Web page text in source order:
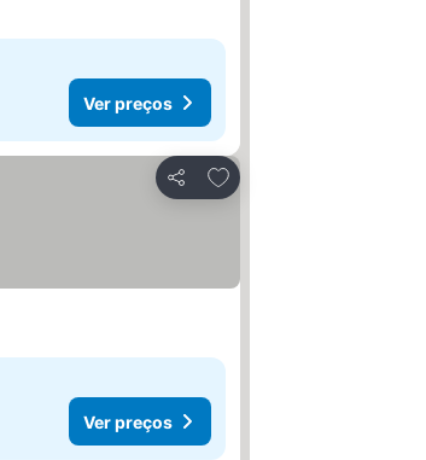
Ver preços
Partilhar
Adicionar aos favoritos
Ver preços